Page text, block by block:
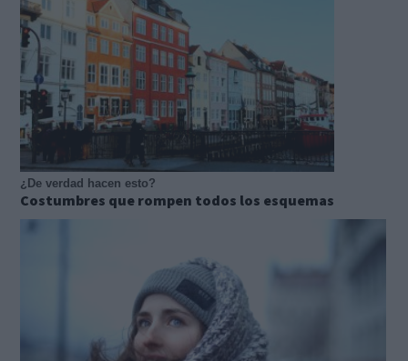
¿De verdad hacen esto?
Costumbres que rompen todos los esquemas